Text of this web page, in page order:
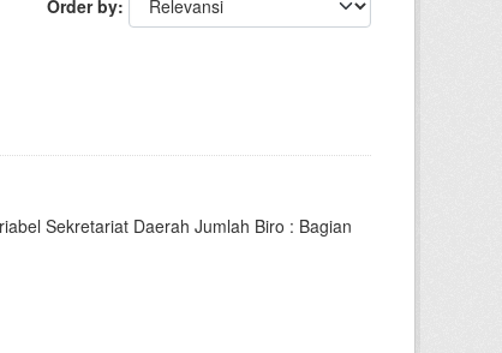
Order by
Sekretariat Daerah Jumlah Biro : Bagian